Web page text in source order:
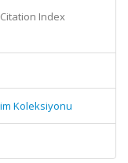
Index
Koleksiyonu